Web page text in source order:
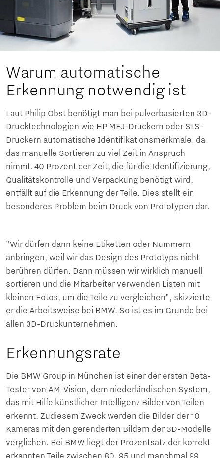
Warum automatische
Erkennung notwendig ist
Laut Philip Obst benötigt man bei pulverbasierten 3D-
Drucktechnologien wie HP MFJ-Druckern oder SLS-
Druckern automatische Identifikationsmerkmale, da
das manuelle Sortieren zu viel Zeit in Anspruch
nimmt. 40 Prozent der Zeit, die für die Identifizierung,
Qualitätskontrolle und Verpackung benötigt wird,
entfällt auf die Erkennung der Teile. Dies stellt ein
besonderes Problem beim Druck von Prototypen dar.
"Wir dürfen dann keine Etiketten oder Nummern
anbringen, weil wir das Design des Prototyps nicht
berühren dürfen. Dann müssen wir wirklich manuell
sortieren und die Mitarbeiter verwenden Listen mit
kleinen Fotos, um die Teile zu vergleichen", skizzierte
er die Arbeitsweise bei BMW. So ist es im Grunde bei
allen 3D-Druckunternehmen.
Erkennungsrate
Die BMW Group in München ist einer der ersten Beta-
Tester von AM-Vision, dem niederländischen System,
das mit Hilfe künstlicher Intelligenz Bilder von Teilen
erkennt. Zudiesem Zweck werden die Bilder der 10
Kameras mit den gerenderten Bildern der 3D-Modelle
verglichen. Bei BMW liegt der Prozentsatz der korrekt
erkannten Teile zwischen 80, 95 und manchmal 99